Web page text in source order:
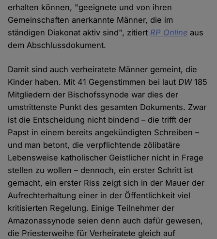
erhalten können, "geeignete und von ihren
Gemeinschaften anerkannte Männer, die im
ständigen Diakonat aktiv sind", zitiert RP Online aus
dem Abschlussdokument.
Damit sind auch verheiratete Männer gemeint, die
Kinder haben. Mit 41 Gegenstimmen bei lautDW185
Mitgliedern der Bischofssynode war dies der
umstrittenste Punkt des gesamten Dokuments. Zwar
ist die Entscheidung nicht bindend – die trifft der
Papst in einem bereits angekündigten Schreiben –
und man betont, die verpflichtende zölibatäre
Lebensweise katholischer Geistlicher nicht in Frage
stellen zu wollen – dennoch, ein erster Schritt ist
gemacht, ein erster Riss zeigt sich in der Mauer der
Aufrechterhaltung einer in der Öffentlichkeit viel
kritisierten Regelung. Einige Teilnehmer der
Amazonassynode seien denn auch dafür gewesen,
die Priesterweihe für Verheiratete gleich auf